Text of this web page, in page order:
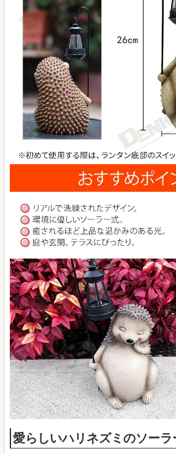
愛らしいハリネズミのソーラ